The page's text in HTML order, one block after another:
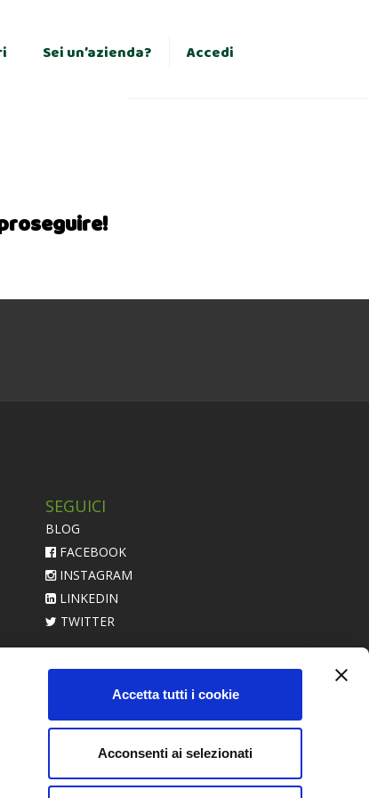
Accetta tutti i cookie
Acconsenti ai selezionati
Sei un’azienda? Accedi
SEGUICI
BLOG
FACEBOOK
INSTAGRAM
LINKEDIN
TWITTER